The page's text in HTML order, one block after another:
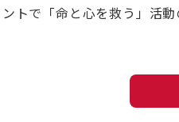
トで「命と心を救う」活